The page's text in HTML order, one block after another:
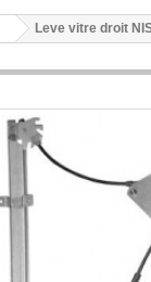
Leve vitre droit